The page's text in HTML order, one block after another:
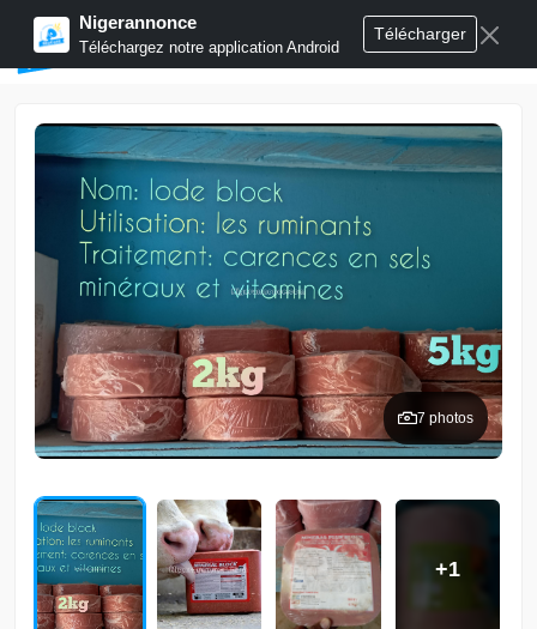
Nigerannonce
Téléchargez notre application Android
Télécharger
Publier annonces
7 photos
+1